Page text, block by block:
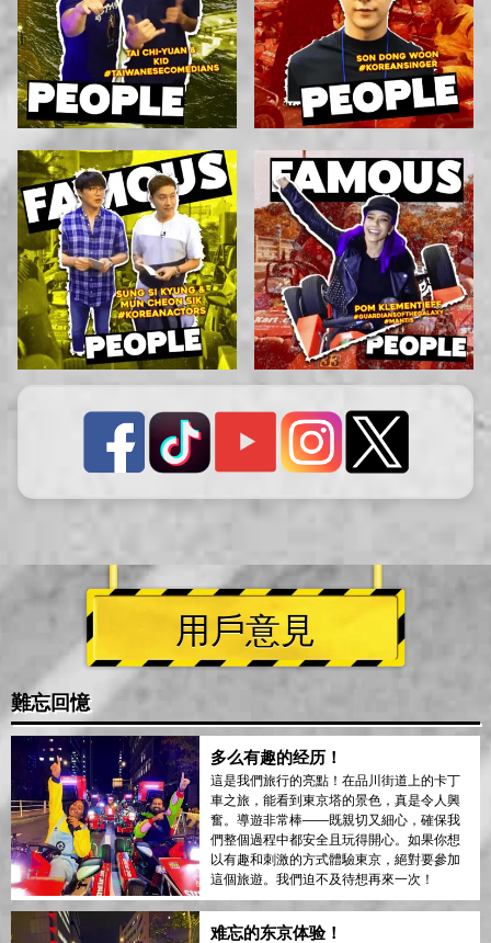
用戶意見
難忘回憶
多么有趣的经历！
這是我們旅行的亮點！在品川街道上的卡丁
車之旅，能看到東京塔的景色，真是令人興
奮。導遊非常棒——既親切又細心，確保我
們整個過程中都安全且玩得開心。如果你想
以有趣和刺激的方式體驗東京，絕對要參加
這個旅遊。我們迫不及待想再來一次！
难忘的东京体验！